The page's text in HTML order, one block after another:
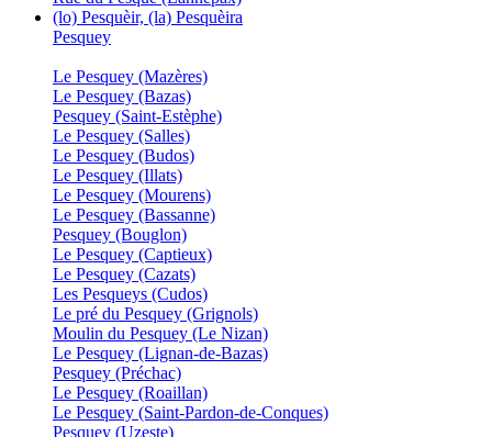
(lo) Pesquèir, (la) Pesquèira
Pesquey
Le Pesquey (Mazères)
Le Pesquey (Bazas)
Pesquey (Saint-Estèphe)
Le Pesquey (Salles)
Le Pesquey (Budos)
Le Pesquey (Illats)
Le Pesquey (Mourens)
Le Pesquey (Bassanne)
Pesquey (Bouglon)
Le Pesquey (Captieux)
Le Pesquey (Cazats)
Les Pesqueys (Cudos)
Le pré du Pesquey (Grignols)
Moulin du Pesquey (Le Nizan)
Le Pesquey (Lignan-de-Bazas)
Pesquey (Préchac)
Le Pesquey (Roaillan)
Le Pesquey (Saint-Pardon-de-Conques)
Pesquey (Uzeste)